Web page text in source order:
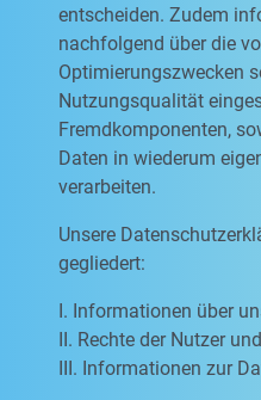
entscheiden. Zudem
nachfolgend über die
Optimierungszwecken
Nutzungsqualität
Fremdkomponenten,
Daten in wiederum
verarbeiten.
Unsere
gegliedert:
I. Informationen über
II. Rechte der Nutzer
III. Informationen zur